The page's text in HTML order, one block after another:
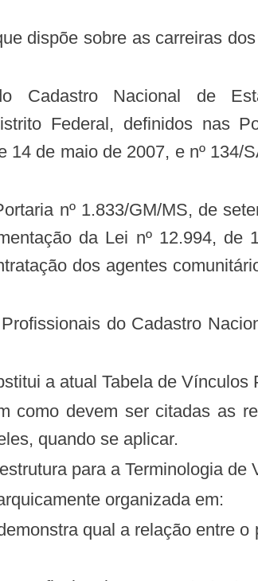
Federal, definidos nas
de maio de 2007, e nº 134/
da Lei nº 12.994,
dos agentes
a atual Tabela de
como devem ser citadas as
quando se aplicar.
para a Terminologia
organizada em: